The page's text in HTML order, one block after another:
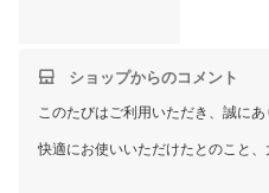
ショップからのコメント
このたびはご利用いただき、誠にあ
快適にお使いいただけたとのこと
作業など、さまざまなシーンでご